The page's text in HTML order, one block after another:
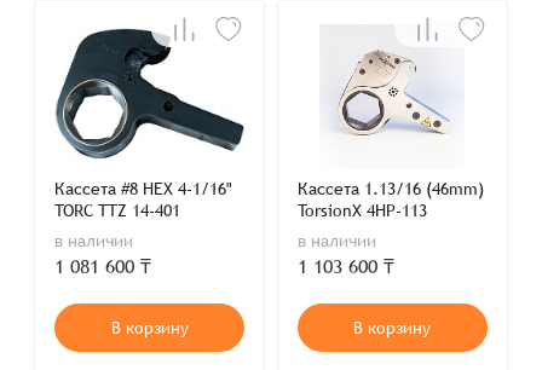
Кассета #8 HEX 4-1/16"
TORC TTZ 14-401
в наличии
1 081 600 ₸
В корзину
Кассета 1.13/16 (46mm)
TorsionX 4HP-113
в наличии
1 103 600 ₸
В корзину